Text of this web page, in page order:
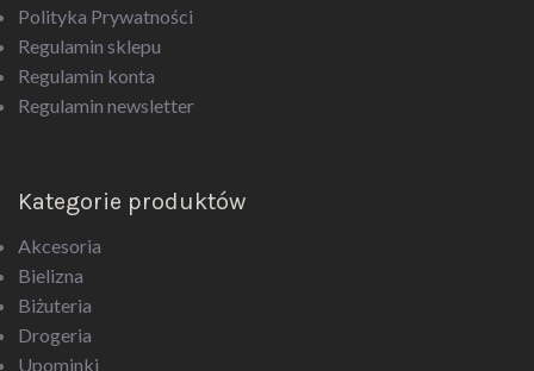
Regulamin sklepu
Regulamin konta
Regulamin newsletter
Akcesoria
Bielizna
Biżuteria
Drogeria
Upominki